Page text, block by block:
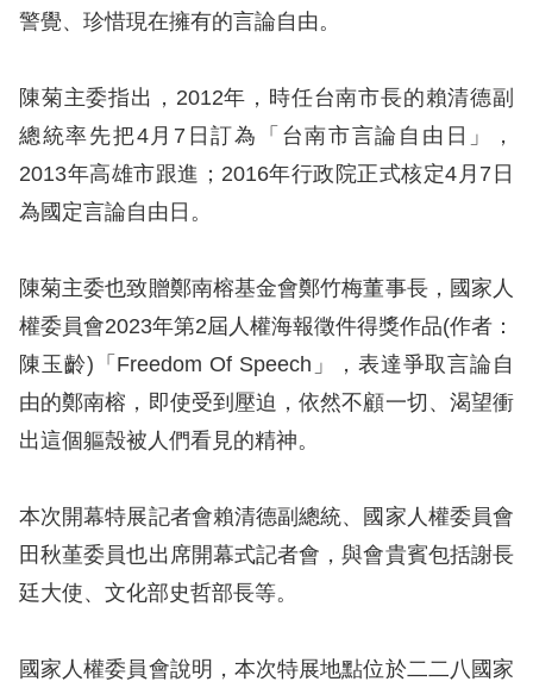
申
訴
人
料
庫
無
障
捷
鍵
選
警覺、珍惜現在擁有的言論自由。
陳菊主委指出，2012年，時任台南市長的賴清德副
總統率先把4月7日訂為「台南市言論自由日」，
2013年高雄市跟進；2016年行政院正式核定4月7日
為國定言論自由日。
陳菊主委也致贈鄭南榕基金會鄭竹梅董事長，國家人
權委員會2023年第2屆人權海報徵件得獎作品(作者：
陳玉齡)「Freedom Of Speech」，表達爭取言論自
由的鄭南榕，即使受到壓迫，依然不顧一切、渴望衝
出這個軀殼被人們看見的精神。
本次開幕特展記者會賴清德副總統、國家人權委員會
田秋堇委員也出席開幕式記者會，與會貴賓包括謝長
廷大使、文化部史哲部長等。
國家人權委員會說明，本次特展地點位於二二八國家